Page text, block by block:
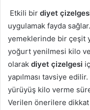
Etkili bir diyet
uygulamak fayda
yemeklerinde bir çeşit
yoğurt yenilmesi kilo
olarak diyet çizelgesi
yapılması tavsiye
yürüyüş kilo verme
Verilen önerilere